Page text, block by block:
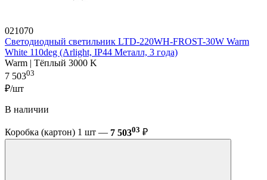
021070
Светодиодный светильник LTD-220WH-FROST-30W Warm
White 110deg (Arlight, IP44 Металл, 3 года)
Warm | Тёплый 3000 K
7 50303
₽/шт
В наличии
Коробка (картон) 1 шт — 7 50303 ₽